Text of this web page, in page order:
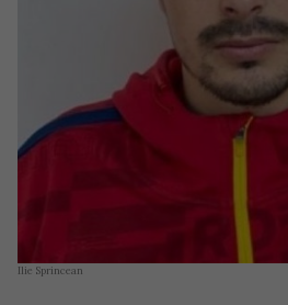
Ilie Sprincean